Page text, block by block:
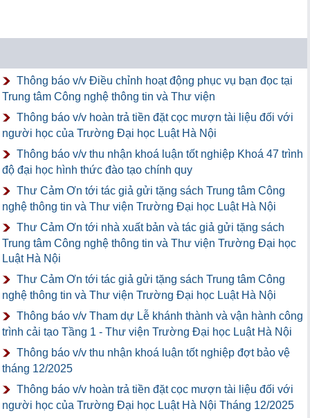
Thông báo v/v Điều chỉnh hoạt động phục vụ bạn đọc tại
Trung tâm Công nghệ thông tin và Thư viện
Thông báo v/v hoàn trả tiền đặt cọc mượn tài liệu đối với
người học của Trường Đại học Luật Hà Nội
Thông báo v/v thu nhận khoá luận tốt nghiệp Khoá 47 trình
độ đại học hình thức đào tạo chính quy
Thư Cảm Ơn tới tác giả gửi tặng sách Trung tâm Công
nghệ thông tin và Thư viện Trường Đại học Luật Hà Nội
Thư Cảm Ơn tới nhà xuất bản và tác giả gửi tặng sách
Trung tâm Công nghệ thông tin và Thư viện Trường Đại học
Luật Hà Nội
Thư Cảm Ơn tới tác giả gửi tặng sách Trung tâm Công
nghệ thông tin và Thư viện Trường Đại học Luật Hà Nội
Thông báo v/v Tham dự Lễ khánh thành và vận hành công
trình cải tạo Tầng 1 - Thư viện Trường Đại học Luật Hà Nội
Thông báo v/v thu nhận khoá luận tốt nghiệp đợt bảo vệ
tháng 12/2025
Thông báo v/v hoàn trả tiền đặt cọc mượn tài liệu đối với
người học của Trường Đại học Luật Hà Nội Tháng 12/2025